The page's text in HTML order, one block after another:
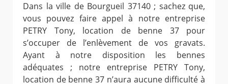
Dans la ville de Bourgueil 37140 ; sachez que,
vous pouvez faire appel à notre entreprise
PETRY Tony, location de benne 37 pour
s’occuper de l’enlèvement de vos gravats.
Ayant à notre disposition les bennes
adéquates ; notre entreprise PETRY Tony,
location de benne 37 n’aura aucune difficulté à